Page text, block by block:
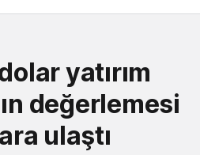
yatırım
değerlemesi
ulaştı